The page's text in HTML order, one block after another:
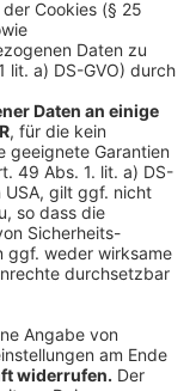
wird der
Ihr könnt ein
euch unter
schon immer
Christian
wissen?